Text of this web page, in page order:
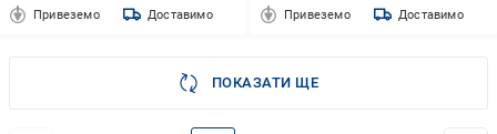
Привеземо Доставимо Привеземо Доставимо
ПОКАЗАТИ ЩЕ